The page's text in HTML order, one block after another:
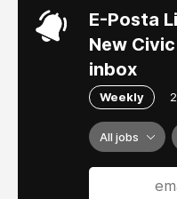
Çalışmalarında;
akran eğitimi,
yer vermektedir.
E-Posta
New
inbox
Weekly
All jobs